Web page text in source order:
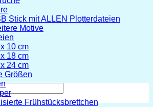
Stick mit ALLEN Plotterdateien
Motive
10 cm
18 cm
24 cm
Größen
Frühstücksbrettchen